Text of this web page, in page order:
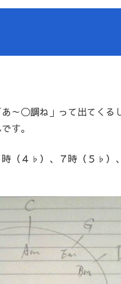
～◯調ね」って出てくる
す。
（４♭）、７時（５♭）